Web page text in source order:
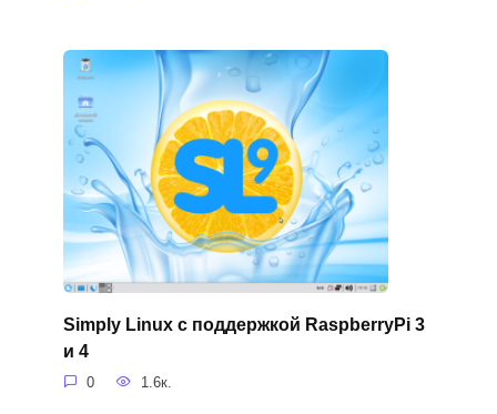
Simply Linux с поддержкой RaspberryPi 3
и 4
0 1.6к.